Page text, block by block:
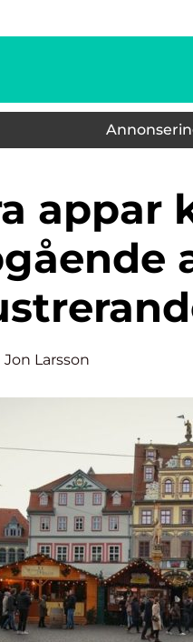
Jon Larsson